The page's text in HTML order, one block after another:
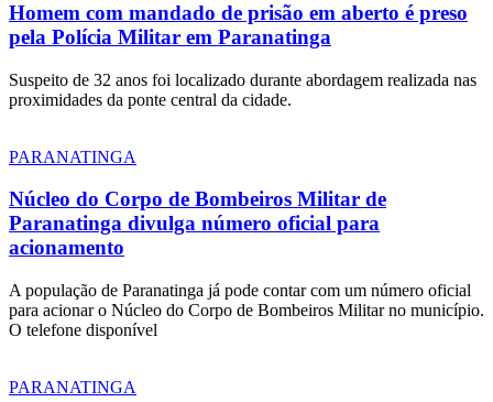
Homem com mandado de prisão em aberto é preso
pela Polícia Militar em Paranatinga
Suspeito de 32 anos foi localizado durante abordagem realizada nas
proximidades da ponte central da cidade.
PARANATINGA
Núcleo do Corpo de Bombeiros Militar de
Paranatinga divulga número oficial para
acionamento
A população de Paranatinga já pode contar com um número oficial
para acionar o Núcleo do Corpo de Bombeiros Militar no município.
O telefone disponível
PARANATINGA